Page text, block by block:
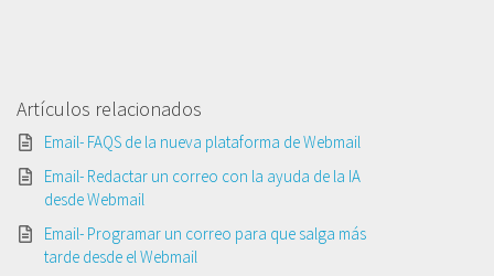
Artículos relacionados
Email- FAQS de la nueva plataforma de Webmail
Email- Redactar un correo con la ayuda de la IA
desde Webmail
Email- Programar un correo para que salga más
tarde desde el Webmail